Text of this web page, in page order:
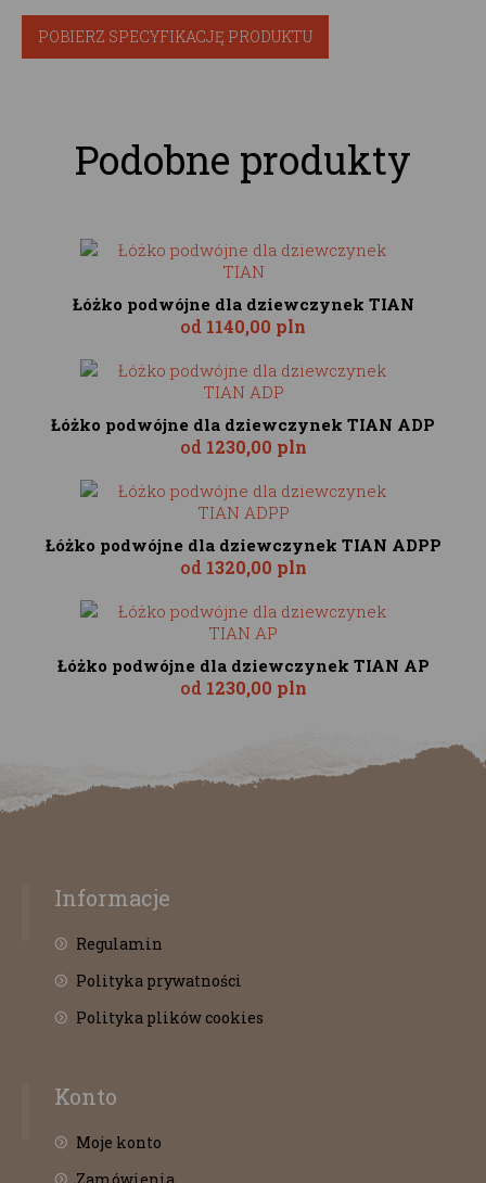
POBIERZ SPECYFIKACJĘ PRODUKTU
Podobne produkty
Łóżko podwójne dla dziewczynek TIAN
od 1140,00 pln
Łóżko podwójne dla dziewczynek TIAN ADP
od 1230,00 pln
Łóżko podwójne dla dziewczynek TIAN ADPP
od 1320,00 pln
Łóżko podwójne dla dziewczynek TIAN AP
od 1230,00 pln
Informacje
Regulamin
Polityka prywatności
Polityka plików cookies
Konto
Moje konto